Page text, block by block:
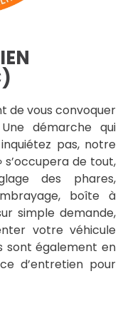
de vous convoquer
démarche qui
pas, notre
s’occupera de tout,
des phares,
boîte à
simple demande,
votre véhicule
sont également en
d’entretien pour